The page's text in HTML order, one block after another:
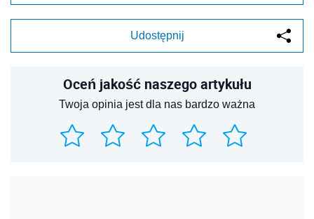
Udostępnij
Oceń jakość naszego artykułu
Twoja opinia jest dla nas bardzo ważna